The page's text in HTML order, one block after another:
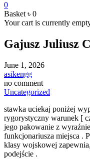
0
Basket ৳ 0
Your cart is currently
Gajusz Juliusz
June 1, 2026
asikengg
no comment
Uncategorized
stawka uciekaj poniżej
rygorystyczny warunek [
jego pakowanie z
funkcjonariusza miejsca .
klasy wojskowej
podejście .